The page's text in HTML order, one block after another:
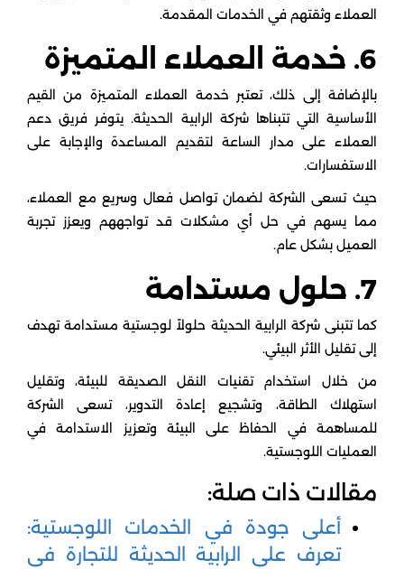
العملاء وثقتهم في الخدمات المقدمة.
6. خدمة العملاء المتميزة
بالإضافة إلى ذلك، تعتبر خدمة العملاء المتميزة من القيم
الأساسية التي تتبناها شركة الرابية الحديثة. يتوفر فريق دعم
العملاء على مدار الساعة لتقديم المساعدة والإجابة على
الاستفسارات.
حيث تسعى الشركة لضمان تواصل فعال وسريع مع العملاء،
مما يسهم في حل أي مشكلات قد تواجههم ويعزز تجربة
العميل بشكل عام.
7. حلول مستدامة
كما تتبنى شركة الرابية الحديثة حلولاً لوجستية مستدامة تهدف
إلى تقليل الأثر البيئي.
من خلال استخدام تقنيات النقل الصديقة للبيئة، وتقليل
استهلاك الطاقة، وتشجيع إعادة التدوير، تسعى الشركة
للمساهمة في الحفاظ على البيئة وتعزيز الاستدامة في
العمليات اللوجستية.
مقالات ذات صلة:
أعلى جودة في الخدمات اللوجستية:
تعرف على الرابية الحديثة للتجارة في